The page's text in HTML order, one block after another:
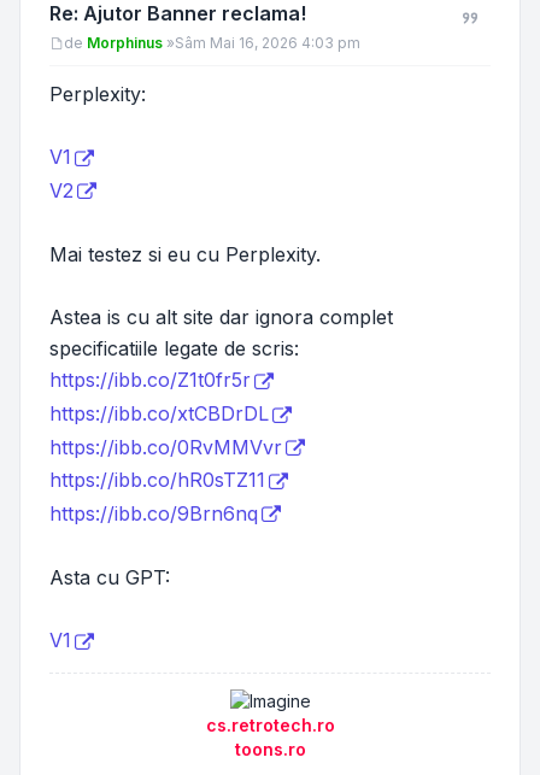
Re: Ajutor Banner reclama!
Mesaj
de Morphinus »Sâm Mai 16, 2026 4:03 pm
Perplexity:
V1
V2
Mai testez si eu cu Perplexity.
Astea is cu alt site dar ignora complet
specificatiile legate de scris:
https://ibb.co/Z1t0fr5r
https://ibb.co/xtCBDrDL
https://ibb.co/0RvMMVvr
https://ibb.co/hR0sTZ11
https://ibb.co/9Brn6nq
Asta cu GPT:
V1
cs.retrotech.ro
toons.ro